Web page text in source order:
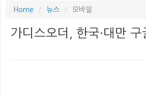
Home 뉴스 모바일
가디스오더, 한국·대만